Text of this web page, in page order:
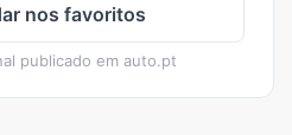
nos favoritos
publicado em auto.pt